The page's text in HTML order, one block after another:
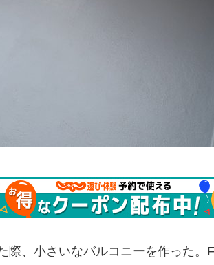
際、小さいなバルコニーを作った。